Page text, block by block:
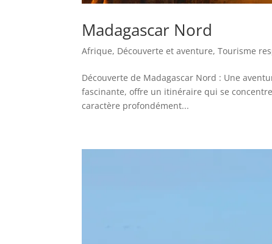
Madagascar Nord
Afrique, Découverte et aventure,Tourisme
Découverte de Madagascar Nord : Une
fascinante, offre un itinéraire qui se
caractère profondément...